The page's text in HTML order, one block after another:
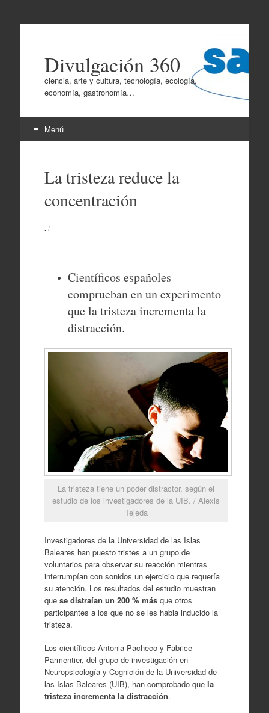
Divulgación 360
ciencia, arte y cultura, tecnología, ecología,
economía, gastronomía…
Menú
contenidoLa tristeza reduce la
concentración
./
Científicos españoles
comprueban en un experimento
que la tristeza incrementa la
distracción.
La tristeza tiene un poder distractor, según el
estudio de los investigadores de la UIB. / Alexis
Tejeda
Investigadores de la Universidad de las Islas
Baleares han puesto tristes a un grupo de
voluntarios para observar su reacción mientras
interrumpían con sonidos un ejercicio que requería
su atención. Los resultados del estudio muestran
que se distraían un 200 % másque otros
participantes a los que no se les habia inducido la
tristeza.
Los científicos Antonia Pacheco y Fabrice
Parmentier, del grupo de investigación en
Neuropsicología y Cognición de la Universidad de
las Islas Baleares (UIB), han comprobado que la
tristeza incrementa la distracción.